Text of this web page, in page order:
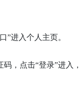
”进入个人主页。
，点击“登录”进入